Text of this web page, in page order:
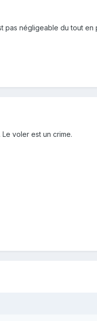
pas négligeable du tout
voler est un crime.